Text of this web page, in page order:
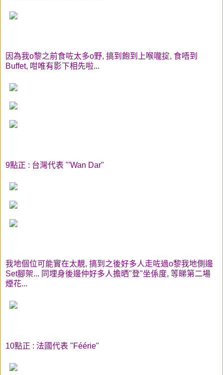
因為我o黎之前食咗太多o野, 搞到飽到上喉嚨掟, 食唔到
Buffet, 咁唯有影下相先啦...
9點正 : 台灣代表 "'Wan Dar"
我地個位可能實在太靚, 搞到之後好多人走咗過o黎我地側邊
Set腳架... 同埋身後邊仲好多人擔晒"登"坐係度, 等睇第二場
煙花...
10點正 : 法國代表 "Féérie"